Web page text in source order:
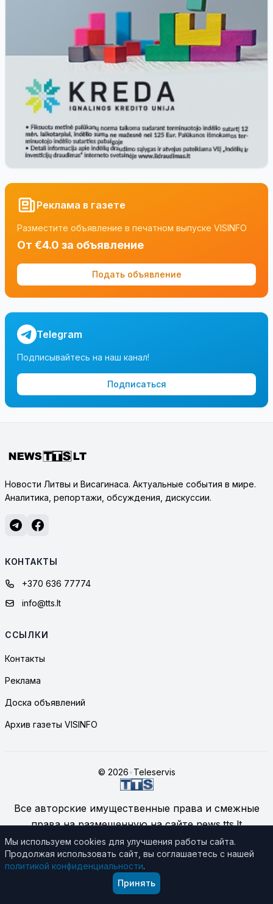
Реклама в газете
Разместите объявление в печатном выпуске VISINFO
От €4.0 за объявление
Подать объявление
Telegram
Подписывайтесь на наш канал!
Подписаться
Новости Литвы и Висагинаса. Актуальные события в мире.
Аналитика, репортажи, обсуждения, дискуссии.
КОНТАКТЫ
+370 636 77774
info@tts.lt
ССЫЛКИ
Контакты
Реклама
Доска объявлений
Архив газеты VISINFO
© 2026•Teleservis
Все авторские имущественные права и смежные
права на размещенную на сайте news.tts.lt
информацию принадлежат ЗАО "Telekomunikacinių
technologijų servisas", если не указано иное.
Подробнее об использовании материалов сайта
Мы используем cookies для улучшения работы сайта.
Продолжая использовать сайт, вы соглашаетесь с нашей
политикой конфиденциальности.
Принять